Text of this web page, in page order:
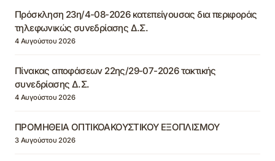
Πρόσκληση 23η/4-08-2026 κατεπείγουσας δια περιφοράς
τηλεφωνικώς συνεδρίασης Δ.Σ.
4 Αυγούστου 2026
Πίνακας αποφάσεων 22ης/29-07-2026 τακτικής
συνεδρίασης Δ.Σ.
4 Αυγούστου 2026
ΠΡΟΜΗΘΕΙΑ ΟΠΤΙΚΟΑΚΟΥΣΤΙΚΟΥ ΕΞΟΠΛΙΣΜΟΥ
3 Αυγούστου 2026